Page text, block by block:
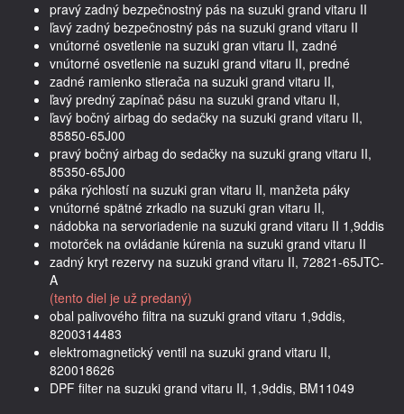
pravý zadný bezpečnostný pás na suzuki grand vitaru II
ľavý zadný bezpečnostný pás na suzuki grand vitaru II
vnútorné osvetlenie na suzuki gran vitaru II, zadné
vnútorné osvetlenie na suzuki grand vitaru II, predné
zadné ramienko stierača na suzuki grand vitaru II,
ľavý predný zapínač pásu na suzuki grand vitaru II,
ľavý bočný airbag do sedačky na suzuki grand vitaru II,
85850-65J00
pravý bočný airbag do sedačky na suzuki grang vitaru II,
85350-65J00
páka rýchlostí na suzuki gran vitaru II, manžeta páky
vnútorné spätné zrkadlo na suzuki gran vitaru II,
nádobka na servoriadenie na suzuki grand vitaru II 1,9ddis
motorček na ovládanie kúrenia na suzuki grand vitaru II
zadný kryt rezervy na suzuki grand vitaru II, 72821-65JTC-
A
(tento diel je už predaný)
obal palivového filtra na suzuki grand vitaru 1,9ddis,
8200314483
elektromagnetický ventil na suzuki grand vitaru II,
820018626
DPF filter na suzuki grand vitaru II, 1,9ddis, BM11049